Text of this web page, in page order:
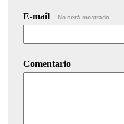
E-mail No será mostrado.
Comentario